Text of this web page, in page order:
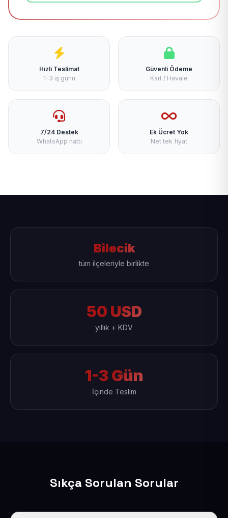
Hızlı Teslimat
1-3 iş günü
Güvenli Ödeme
Kart / Havale
7/24 Destek
WhatsApp hattı
Ek Ücret Yok
Net tek fiyat
Bilecik
tüm ilçeleriyle birlikte
50 USD
yıllık + KDV
1-3 Gün
İçinde Teslim
Sıkça Sorulan Sorular